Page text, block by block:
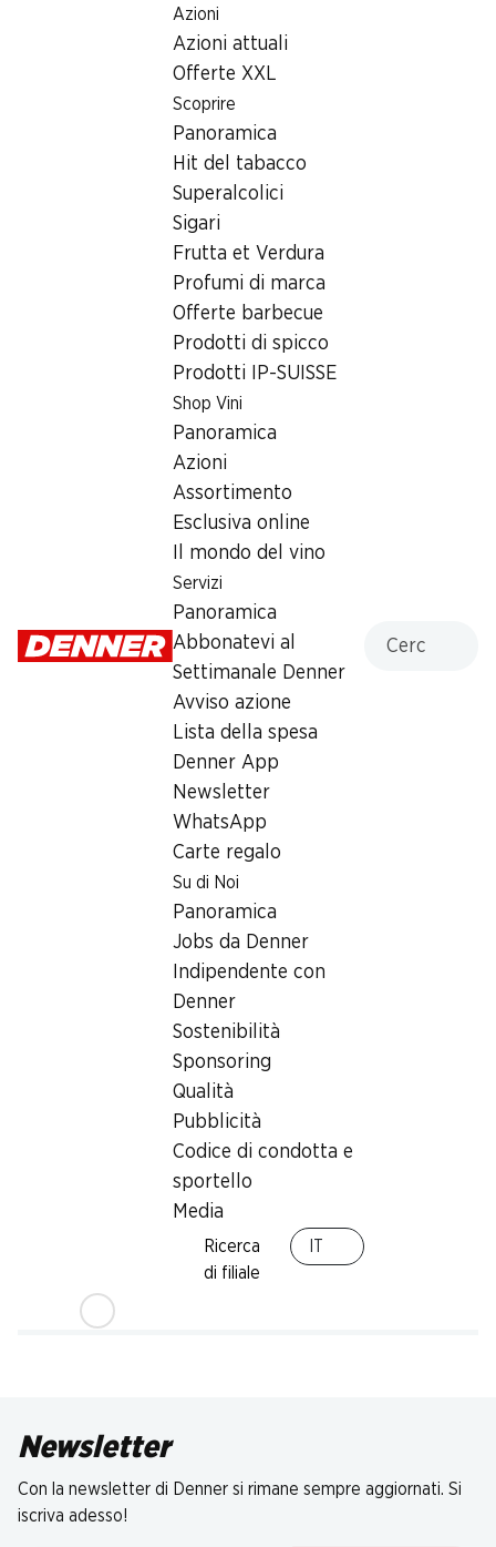
Azioni
Azioni attuali
Offerte XXL
Scoprire
Panoramica
Hit del tabacco
Superalcolici
Sigari
Frutta et Verdura
Profumi di marca
Offerte barbecue
Prodotti di spicco
Prodotti IP-SUISSE
Shop Vini
Panoramica
Azioni
Assortimento
Esclusiva online
Il mondo del vino
Servizi
Panoramica
Abbonatevi al
Settimanale Denner
Avviso azione
Lista della spesa
Denner App
Newsletter
WhatsApp
Carte regalo
Su di Noi
Panoramica
Jobs da Denner
Indipendente con
Denner
Sostenibilità
Sponsoring
Qualità
Pubblicità
Codice di condotta e
sportello
Media
Ricerca
di filiale
Ricerca di filiale
Filiale Denner Via Cantonale 176, 6537 Grono
6537 Grono
Via Cantonale 176, 6537 Grono
Orari di apertura
Martedì 07:30 - 19:00
Orari di apertura speciali
Prelievo di contanti con Post-Card / M-Card
Newsletter
Con la newsletter di Denner si rimane sempre aggiornati. Si
iscriva adesso!